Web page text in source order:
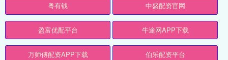
粤有钱 中盛配资官网
盈富优配平台 牛途网APP下载
万师傅配资APP下载 伯乐配资平台